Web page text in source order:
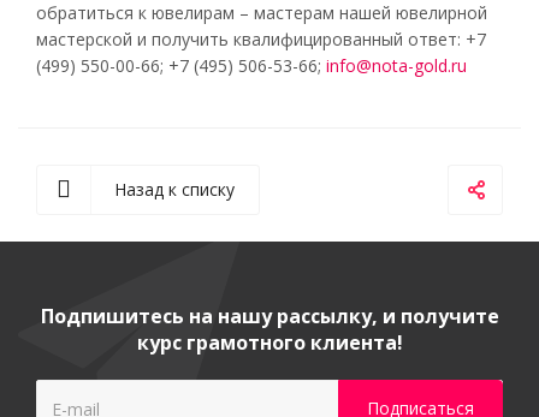
обратиться к ювелирам – мастерам нашей ювелирной
мастерской и получить квалифицированный ответ: +7
(499) 550-00-66; +7 (495) 506-53-66; info@nota-gold.ru
Назад к списку
Подпишитесь на нашу рассылку, и получите
курс грамотного клиента!